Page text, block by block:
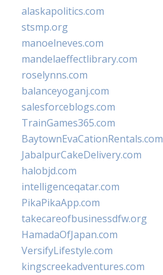
alaskapolitics.com
stsmp.org
manoelneves.com
mandelaeffectlibrary.com
roselynns.com
balanceyoganj.com
salesforceblogs.com
TrainGames365.com
BaytownEvaCationRentals.com
JabalpurCakeDelivery.com
halobjd.com
intelligenceqatar.com
PikaPikaApp.com
takecareofbusinessdfw.org
HamadaOfJapan.com
VersifyLifestyle.com
kingscreekadventures.com